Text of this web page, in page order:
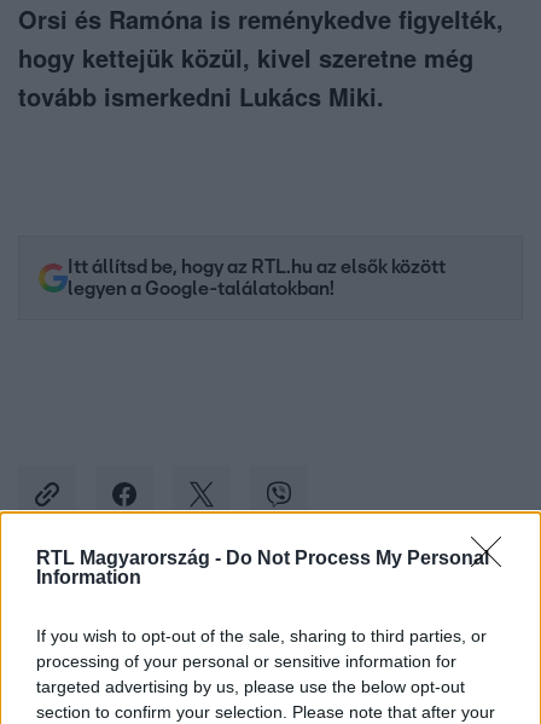
RTL Magyarország - Do Not Process My Personal
Information
If you wish to opt-out of the sale, sharing to third parties, or
processing of your personal or sensitive information for
targeted advertising by us, please use the below opt-out
section to confirm your selection. Please note that after your
Orsi és Ramóna is reménykedve figyelték,
hogy kettejük közül, kivel szeretne még
tovább ismerkedni Lukács Miki.
Itt állítsd be, hogy az RTL.hu az elsők között
legyen a Google-találatokban!
Facebookon is!